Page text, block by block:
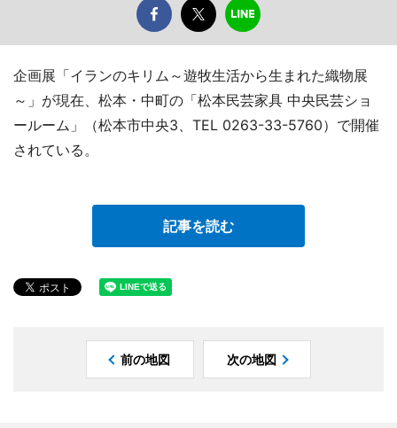
企画展「イランのキリム～遊牧生活から生まれた織物展
～」が現在、松本・中町の「松本民芸家具 中央民芸ショ
ールーム」（松本市中央3、TEL 0263-33-5760）で開催
されている。
記事を読む
前の地図 次の地図